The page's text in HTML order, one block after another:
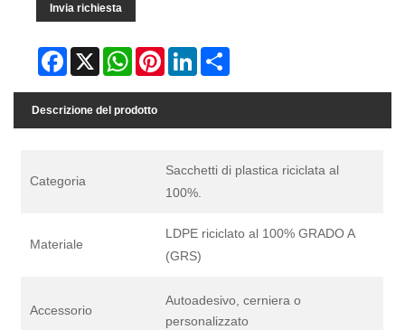
Invia richiesta
Facebook
X WhatsAppPinterestLinkedIn
Descrizione del prodotto
Categoria
Sacchetti di plastica riciclata al
100%.
Materiale
LDPE riciclato al 100% GRADO A
(GRS)
Accessorio
Autoadesivo, cerniera o
personalizzato